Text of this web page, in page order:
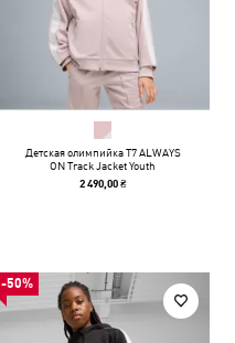
Детская олимпийка T7 ALWAYS
ON Track Jacket Youth
2 490,00 ₴
-50%